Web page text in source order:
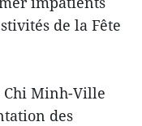
de la Fête
Chi Minh-Ville
des